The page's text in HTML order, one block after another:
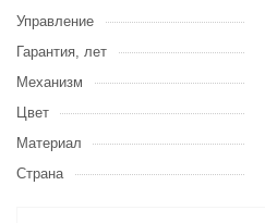
Управление
Гарантия, лет
Механизм
Цвет
Материал
Страна